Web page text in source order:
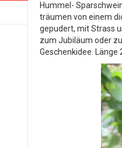
Hummel-
träumen von einem
gepudert, mit Strass
zum Jubiläum oder
Geschenkidee. Länge